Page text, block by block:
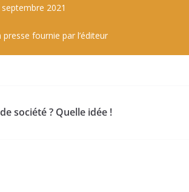
2021
fournie par l’éditeur
société ? Quelle idée !